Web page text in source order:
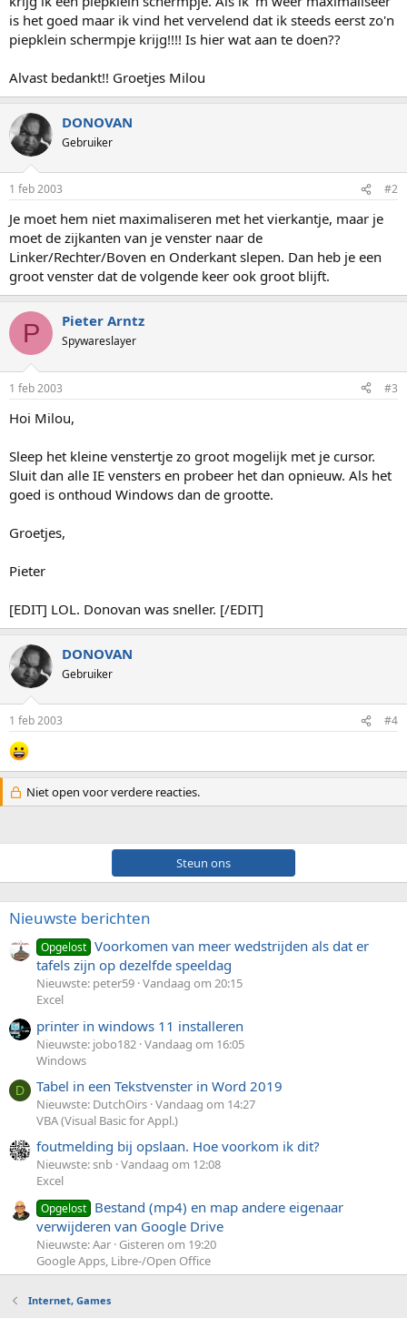
t
e
r
is het goed maar ik vind het vervelend dat ik steeds eerst zo'n
piepklein schermpje krijg!!!! Is hier wat aan te doen??
Alvast bedankt!! Groetjes Milou
DONOVAN
Gebruiker
1 feb 2003 #2
Je moet hem niet maximaliseren met het vierkantje, maar je
moet de zijkanten van je venster naar de
Linker/Rechter/Boven en Onderkant slepen. Dan heb je een
groot venster dat de volgende keer ook groot blijft.
P Pieter Arntz
Spywareslayer
1 feb 2003 #3
Hoi Milou,
Sleep het kleine venstertje zo groot mogelijk met je cursor.
Sluit dan alle IE vensters en probeer het dan opnieuw. Als het
goed is onthoud Windows dan de grootte.
Groetjes,
Pieter
[EDIT] LOL. Donovan was sneller. [/EDIT]
DONOVAN
Gebruiker
1 feb 2003 #4
Niet open voor verdere reacties.
Steun ons
Nieuwste berichten
Opgelost Voorkomen van meer wedstrijden als dat er
tafels zijn op dezelfde speeldag
Nieuwste: peter59 Vandaag om 20:15
Excel
printer in windows 11 installeren
Nieuwste: jobo182 Vandaag om 16:05
Windows
D Tabel in een Tekstvenster in Word 2019
Nieuwste: DutchOirs Vandaag om 14:27
VBA (Visual Basic for Appl.)
foutmelding bij opslaan. Hoe voorkom ik dit?
Nieuwste: snb Vandaag om 12:08
Excel
Opgelost Bestand (mp4) en map andere eigenaar
verwijderen van Google Drive
Nieuwste: Aar Gisteren om 19:20
Google Apps, Libre-/Open Office
Internet, Games